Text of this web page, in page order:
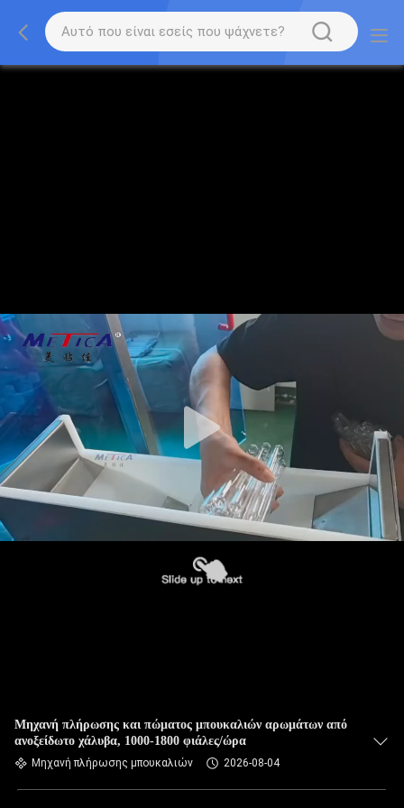
Μηχανή πλήρωσης και πώματος μπουκαλιών αρωμάτων από
ανοξείδωτο χάλυβα, 1000-1800 φιάλες/ώρα
Μηχανή πλήρωσης μπουκαλιών 2026-08-04